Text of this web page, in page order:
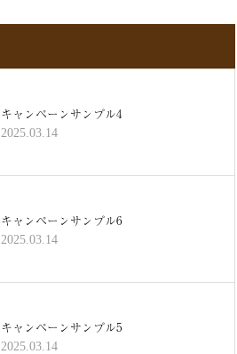
キャンペーンサンプル4
2025.03.14
キャンペーンサンプル6
2025.03.14
キャンペーンサンプル5
2025.03.14